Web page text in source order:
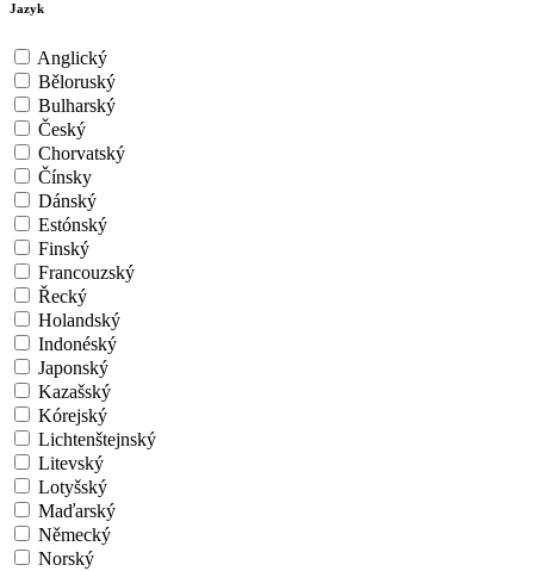
Jazyk
Anglický
Běloruský
Bulharský
Český
Chorvatský
Čínsky
Dánský
Estónský
Finský
Francouzský
Řecký
Holandský
Indonéský
Japonský
Kazašský
Kórejský
Lichtenštejnský
Litevský
Lotyšský
Maďarský
Německý
Norský